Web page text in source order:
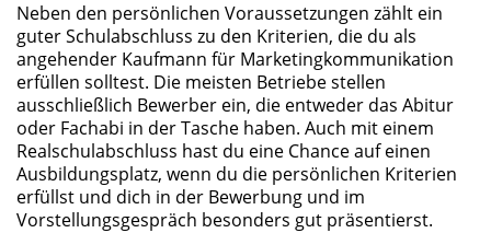
Neben den persönlichen Voraussetzungen zählt ein
guter Schulabschluss zu den Kriterien, die du als
angehender Kaufmann für Marketingkommunikation
erfüllen solltest. Die meisten Betriebe stellen
ausschließlich Bewerber ein, die entweder das Abitur
oder Fachabi in der Tasche haben. Auch mit einem
Realschulabschluss hast du eine Chance auf einen
Ausbildungsplatz, wenn du die persönlichen Kriterien
erfüllst und dich in der Bewerbung und im
Vorstellungsgespräch besonders gut präsentierst.